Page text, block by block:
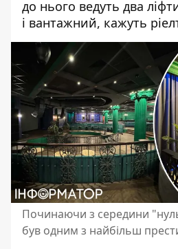
до нього ведуть два
і вантажний, кажуть
Починаючи з середини
був одним з найбільш